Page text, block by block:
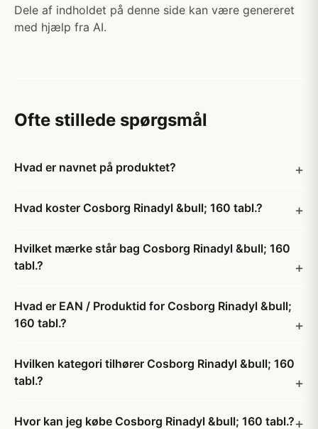
Dele af indholdet på denne side kan være genereret
med hjælp fra AI.
Ofte stillede spørgsmål
Hvad er navnet på produktet?
Hvad koster Cosborg Rinadyl &bull; 160 tabl.?
Hvilket mærke står bag Cosborg Rinadyl &bull; 160
tabl.?
Hvad er EAN / Produktid for Cosborg Rinadyl &bull;
160 tabl.?
Hvilken kategori tilhører Cosborg Rinadyl &bull; 160
tabl.?
Hvor kan jeg købe Cosborg Rinadyl &bull; 160 tabl.?